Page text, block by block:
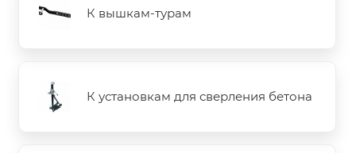
К вышкам-турам
К установкам для сверления бетона